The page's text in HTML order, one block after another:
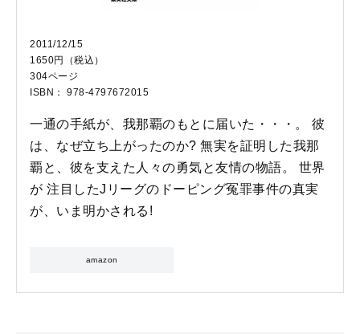
2011/12/15
1650円（税込）
304ページ
ISBN： 978-4797672015
一通の手紙が、我那覇のもとに届いた・・・。 彼
は、なぜ立ち上がったのか? 無実を証明した我那
覇と、彼を支えた人々の勇気と友情の物語。 世界
が 注目したJリーグのドーピング冤罪事件の真実
が、いま明かされる!
amazon